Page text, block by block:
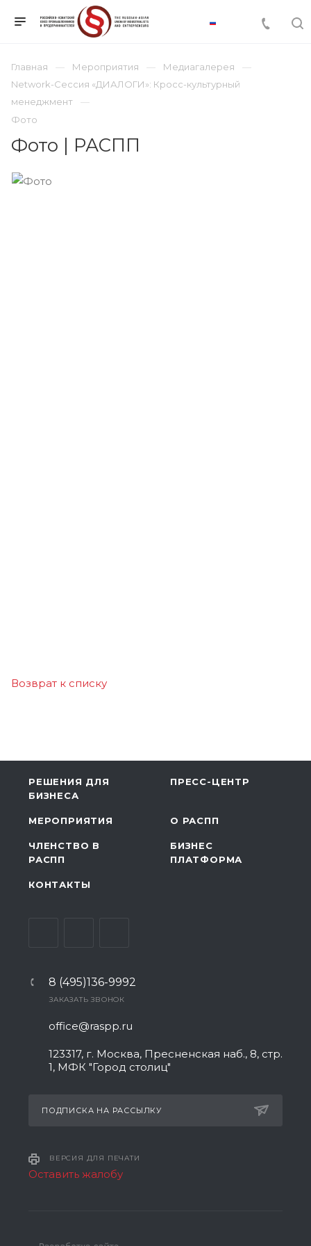
Главная Мероприятия
Медиагалерея
Network-Сессия «ДИАЛОГИ»: Кросс-культурный
менеджмент
Фото
Фото | РАСПП
Возврат к списку
РЕШЕНИЯ ДЛЯ
БИЗНЕСА
ПРЕСС-ЦЕНТР
МЕРОПРИЯТИЯ О РАСПП
ЧЛЕНСТВО В
РАСПП
БИЗНЕС
ПЛАТФОРМА
КОНТАКТЫ
8 (495)136-9992
ЗАКАЗАТЬ ЗВОНОК
office@raspp.ru
123317, г. Москва, Пресненская наб., 8, стр.
1, МФК "Город столиц"
ПОДПИСКА НА РАССЫЛКУ
ВЕРСИЯ ДЛЯ ПЕЧАТИ
Оставить жалобу